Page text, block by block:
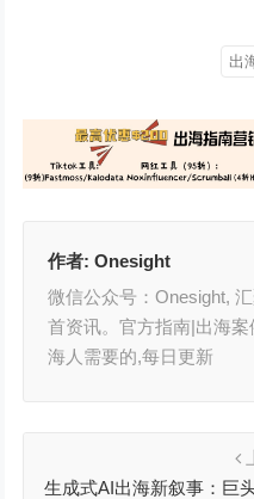
出
作者:Onesight
微信公众号：Onesight,
首资讯。官方指南|出海
海人需要的,每日更新
生成式AI出海新叙事：巨